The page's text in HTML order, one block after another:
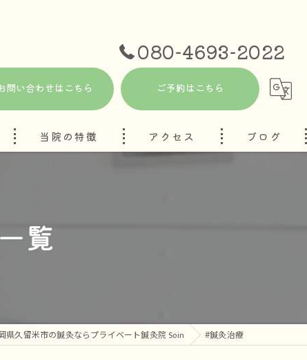
080-4693-2022
問い合わせはこちら ご予約はこちら
当院の特徴
ハーブテント
アクセス ブログ
覧
県久留米市の鍼灸ならプライベート鍼灸院 Soin #鍼灸治療